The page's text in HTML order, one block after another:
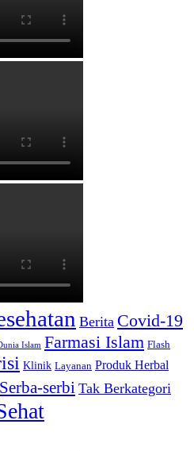
Berita Covid-19
Islam Farmasi Islam Flash
Klinik Layanan Produk Herbal
Serba-serbi Tak Berkategori